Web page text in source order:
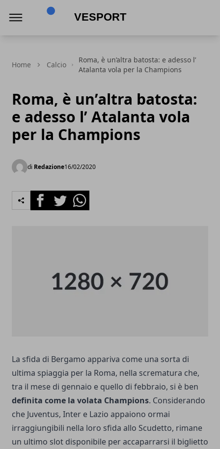
Home Calcio
Roma, è un’altra batosta: e adesso l’
Atalanta vola per la Champions
Roma, è un’altra batosta:
e adesso l’ Atalanta vola
per la Champions
di Redazione16/02/2020
FacebookTwitterWhatsapp
La sfida di Bergamo appariva come una sorta di
ultima spiaggia per la Roma, nella scrematura che,
tra il mese di gennaio e quello di febbraio, si è ben
definita come la volata Champions. Considerando
che Juventus, Inter e Lazio appaiono ormai
irraggiungibili nella loro sfida allo Scudetto, rimane
un ultimo slot disponibile per accaparrarsi il biglietto